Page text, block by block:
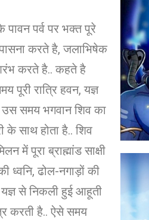
पावन पर्व पर भक्त पूरे
करते है, जलाभिषेक
करते है.. कहते है
पूरी रात्रि हवन, यज्ञ
उस समय भगवान शिव का
के साथ होता है.. शिव
में पूरा ब्राह्मांड साक्षी
ध्वनि, ढोल-नगाड़ों की
से निकली हुई आहूती
करती है.. ऐसे समय